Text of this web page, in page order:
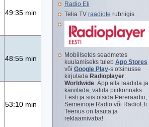
49:35 min
48:55 min
53:10 min
Radio Eli
Telia TV raadiote rubriigis
Mobiilsetes seadmetes
kuulamiseks tuleb App Stores
või Google Play-s otsinusse
kirjutada Radioplayer
Worldwide. Äpp alla laadida ja
käivitada, valida piirkonnaks
Eesti ja siis otsida Pereraadio,
Semeinoje Radio või RadioEli.
Teenus on tasuta ja
reklaamivaba!